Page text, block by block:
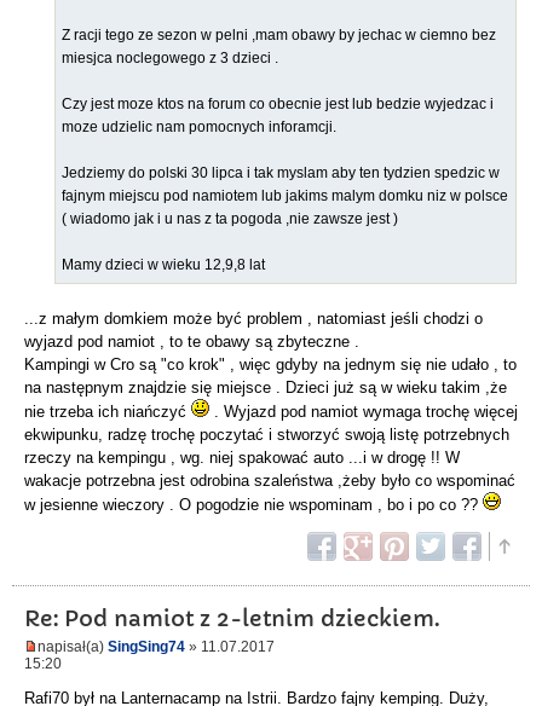
Z racji tego ze sezon w pelni ,mam obawy by jechac w ciemno bez
miesjca noclegowego z 3 dzieci .
Czy jest moze ktos na forum co obecnie jest lub bedzie wyjedzac i
moze udzielic nam pomocnych inforamcji.
Jedziemy do polski 30 lipca i tak myslam aby ten tydzien spedzic w
fajnym miejscu pod namiotem lub jakims malym domku niz w polsce
( wiadomo jak i u nas z ta pogoda ,nie zawsze jest )
Mamy dzieci w wieku 12,9,8 lat
...z małym domkiem może być problem , natomiast jeśli chodzi o
wyjazd pod namiot , to te obawy są zbyteczne .
Kampingi w Cro są "co krok" , więc gdyby na jednym się nie udało , to
na następnym znajdzie się miejsce . Dzieci już są w wieku takim ,że
nie trzeba ich niańczyć
. Wyjazd pod namiot wymaga trochę więcej
ekwipunku, radzę trochę poczytać i stworzyć swoją listę potrzebnych
rzeczy na kempingu , wg. niej spakować auto ...i w drogę !! W
wakacje potrzebna jest odrobina szaleństwa ,żeby było co wspominać
w jesienne wieczory . O pogodzie nie wspominam , bo i po co ??
Re: Pod namiot z 2-letnim dzieckiem.
napisał(a) SingSing74 » 11.07.2017
15:20
Rafi70 był na Lanternacamp na Istrii. Bardzo fajny kemping. Duży,